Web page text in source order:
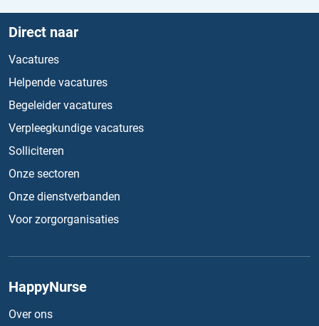
Direct naar
Vacatures
Helpende vacatures
Begeleider vacatures
Verpleegkundige vacatures
Solliciteren
Onze sectoren
Onze dienstverbanden
Voor zorgorganisaties
HappyNurse
Over ons